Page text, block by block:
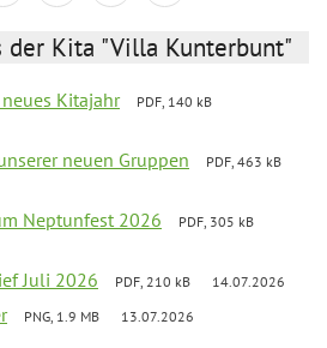
der Kita "Villa Kunterbunt"
Kitajahr
PDF, 140 kB
neuen Gruppen
PDF, 463 kB
Neptunfest 2026
PDF, 305 kB
Juli 2026 PDF, 210 kB 14.07.2026
PNG, 1.9 MB 13.07.2026